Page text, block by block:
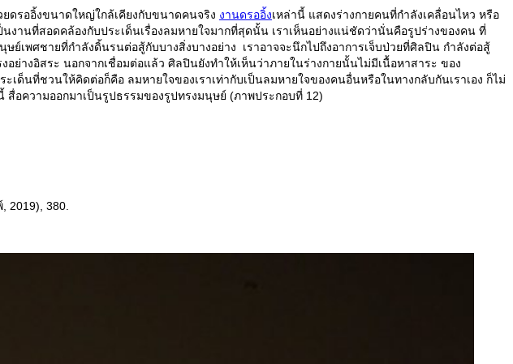
ดรออิ้งขนาดใหญ่ใกล้เคียงกับขนาดคนจริง งานดรออิ้งเหล่านี้ แสดงร่างกายคนที่กำลังเคลื่อนไหว หรือ
งานที่สอดคล้องกับประเด็นเรื่องลมหายใจมากที่สุดนั้น เราเห็นอย่างแน่ชัดว่านั่นคือรูปร่างของคน ที่
ย์เพศชายที่กำลังดิ้นรนต่อสู้กับบางสิ่งบางอย่าง เราอาจจะนึกไปถึงอาการเจ็บป่วยที่ศิลปิน กำลังต่อสู้
ย่างอิสระ นอกจากเชื่อมต่อแล้ว ศิลปินยังทำให้เห็นว่าภายในร่างกายนั้นไม่มีเนื้อหาสาระ ของ
ด็นที่ชวนให้คิดต่อก็คือ ลมหายใจของเราเท่ากับเป็นลมหายใจของคนอื่นหรือในทางกลับกันเราเอง ก็ไม่
สื่อความออกมาเป็นรูปธรรมของรูปทรงมนุษย์ (ภาพประกอบที่ 12)
2019), 380.